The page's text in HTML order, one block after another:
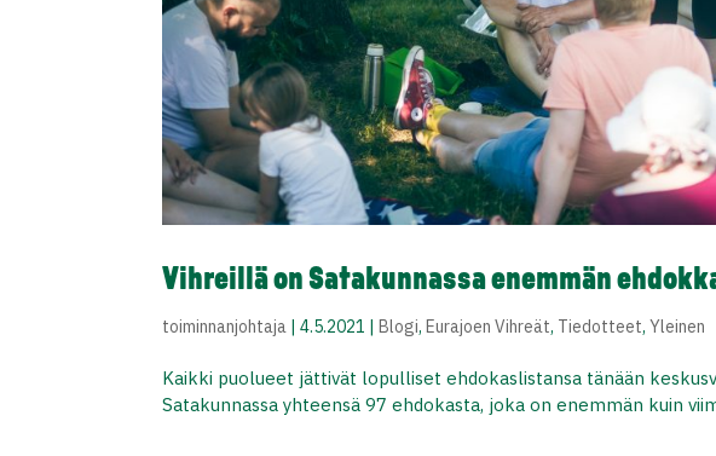
Vihreillä on Satakunnassa enemmän
toiminnanjohtaja |4.5.2021 Blogi, Eurajoen Vihreät, Tiedotteet,Yleinen
Kaikki puolueet jättivät lopulliset ehdokaslistansa tänään
Satakunnassa yhteensä 97 ehdokasta, joka on enemmän kuin